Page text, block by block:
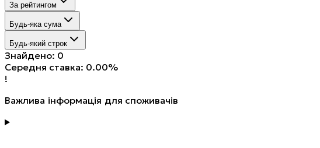
За рейтингом
Будь-яка сума
Будь-який строк
Знайдено: 0
Середня ставка: 0.00%
!
Важлива інформація для споживачів